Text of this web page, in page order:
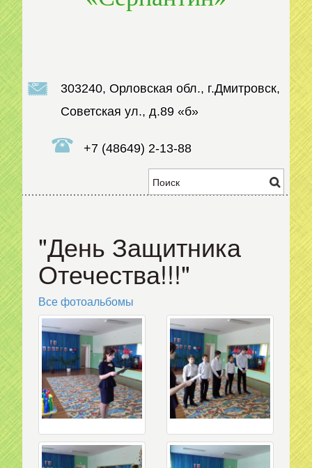
303240, Орловская обл., г.Дмитровск,
Советская ул., д.89 «б»
+7 (48649) 2-13-88
"День Защитника
Отечества!!!"
Все фотоальбомы